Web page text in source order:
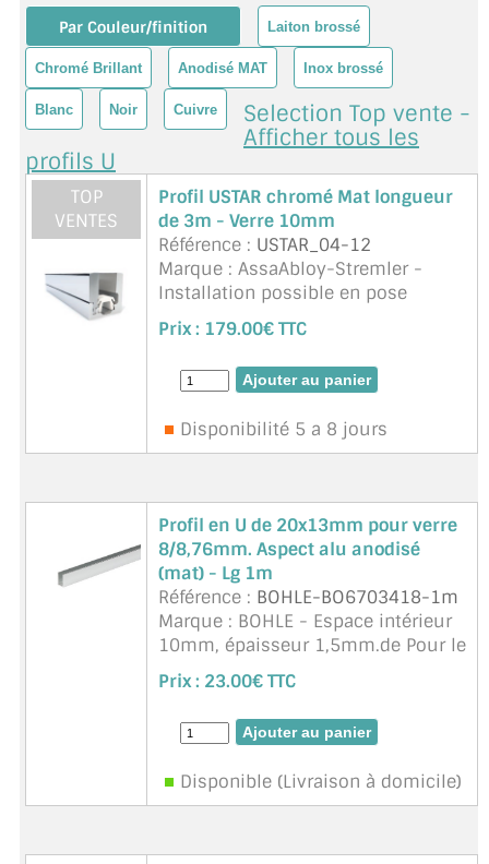
BARRES DE STABILISATION
JOINTS D'ÉTANCHÉITÉS
FIXATION GARDES CORPS
SYSTÈMES PIVOTANTS
SYSTÈMES COULISSANTS
LE CATALOGUE ACCESSOIRES
(STROMBINOSCOPE)
ACCESSOIRES EN PROMOTIONS
EXEMPLES, RÉALISATIONS, INSPIRATIONS
CONSEILS / AIDE
A PROPOS DE LA LIVRAISON
NOUS TROUVER - BUC 78
NOUS CONTACTER
Par Couleur/finition Laiton brossé
Chromé Brillant Anodisé MAT Inox brossé
Blanc Noir Cuivre
Selection Top vente -
Afficher tous les
profils U
TOP
VENTES
Profil USTAR chromé Mat longueur
de 3m - Verre 10mm
Référence : USTAR_04-12
Marque : AssaAbloy-Stremler -
Installation possible en pose
tunnel.(profil des 4 côtés) Profil
unique pour une utilisation
verticale et horizontale. Permet la
compensation de faux aplombs.
Prix : 179.00€ TTC
Disponibilité 5 a 8 jours
Profil en U de 20x13mm pour verre
8/8,76mm. Aspect alu anodisé
(mat) - Lg 1m
Référence : BOHLE-BO6703418-1m
Marque : BOHLE - Espace intérieur
10mm, épaisseur 1,5mm.de Pour le
montage de panneaux de douche,
de cloisons fixes en verre. Angles
arrondis. Guide de perçage au fond
du profilé. Longueur ...suite
Prix : 23.00€ TTC
Disponible (Livraison à domicile)